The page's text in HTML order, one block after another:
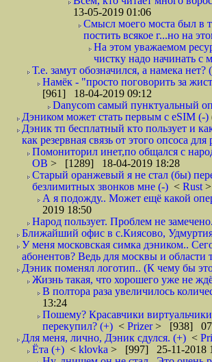
13-05-2019 01:06
Смысл моего моста был в
постить всякое г...но на
На этом уважаемом
чистку надо начинать с
Т.е. замут обозначился, а намека нет?
Намёк - "просто поговорить за
[961] 18-04-2019 09:12
Danycom самый пунктуальный
Дэником может стать первым с еSIM (-)
Дэник тп бесплатный кто пользует и
как резервная связь от этого опсоса
Помониторил инет,по общался с
ОВ > [1289] 18-04-2019 18:28
Старый оранжевый я не стал (бы)
безлимитных звонков мне (-) < Rust
А я подожду.. Может ещё какой
2019 18:50
Народ пользует. Проблем не
Ближайший офис в с.Киясово,
У меня московская симка дэником..
абонентов? Ведь для москвы и
Дэник поменял логотип.. (К чему бы
Жизнь такая, что хорошего уже не
В полтора раза увеличилось
13:24
Пошему? Красавчики
перекупил? (+) < Prizer> [938] 07-
Для меня, лично, Дэник сдулся. (+) <
Ёта (+) < klovka > [997] 25-11-2018